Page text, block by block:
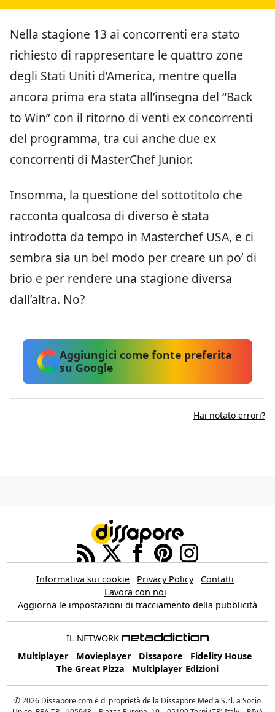
Nella stagione 13 ai concorrenti era stato
richiesto di rappresentare le quattro zone
degli Stati Uniti d’America, mentre quella
ancora prima era stata all’insegna del “Back
to Win” con il ritorno di venti ex concorrenti
del programma, tra cui anche due ex
concorrenti di MasterChef Junior.
Insomma, la questione del sottotitolo che
racconta qualcosa di diverso è stata
introdotta da tempo in Masterchef USA, e ci
sembra sia un bel modo per creare un po’ di
brio e per rendere una stagione diversa
dall’altra. No?
Aggiungici come fonte preferita
su Google
Hai notato errori?
Informativa sui cookie Privacy Policy
Contatti
Lavora con noi
Aggiorna le impostazioni di tracciamento della pubblicità
IL NETWORK
Multiplayer
Movieplayer Dissapore
Fidelity House
The Great Pizza
Multiplayer Edizioni
© 2026 Dissapore.com è di proprietà della Dissapore Media S.r.l. a Socio